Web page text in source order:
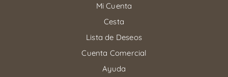
Mi Cuenta
Cesta
Lista de Deseos
Cuenta Comercial
Ayuda